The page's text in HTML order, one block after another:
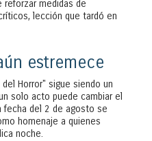
reforzar medidas de
lección que tardó en
estremece
Horror" sigue siendo un
solo acto puede cambiar el
fecha del 2 de agosto se
homenaje a quienes
noche.